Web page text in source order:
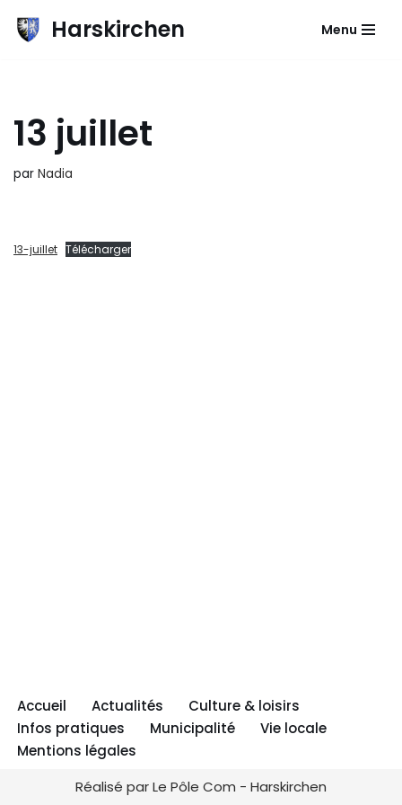
Aller
Harskirchen Menu
13 juillet
par Nadia
13-juillet Télécharger
Accueil Actualités
Culture & loisirs
Infos pratiques
Municipalité
Vie locale
Mentions légales
Réalisé par Le Pôle Com - Harskirchen